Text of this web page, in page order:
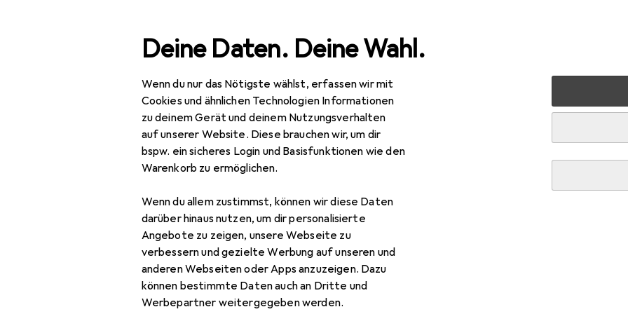
Deine Daten. Deine Wahl.
Wenn du nur das Nötigste wählst, erfassen wir mit
Cookies und ähnlichen Technologien Informationen
zu deinem Gerät und deinem Nutzungsverhalten
auf unserer Website. Diese brauchen wir, um dir
bspw. ein sicheres Login und Basisfunktionen wie den
Warenkorb zu ermöglichen.
Wenn du allem zustimmst, können wir diese Daten
darüber hinaus nutzen, um dir personalisierte
Angebote zu zeigen, unsere Webseite zu
verbessern und gezielte Werbung auf unseren und
anderen Webseiten oder Apps anzuzeigen. Dazu
können bestimmte Daten auch an Dritte und
Werbepartner weitergegeben werden.
Navigation nach Kategorien Gesamtsortiment Beauty + Gesundheit